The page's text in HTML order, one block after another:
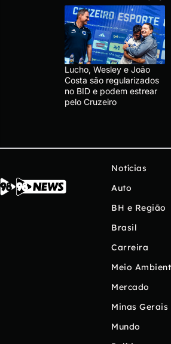
Lucho, Wesley e João
Costa são regularizados
no BID e podem estrear
pelo Cruzeiro
Notícias
Auto
BH e Região
Brasil
Carreira
Meio
Mercado
Minas Gerais
Mundo